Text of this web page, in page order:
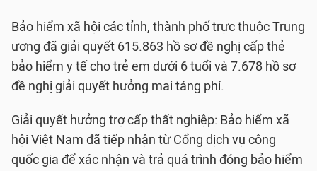
Bảo hiểm xã hội các tỉnh, thành phố trực thuộc Trung
ương đã giải quyết 615.863 hồ sơ đề nghị cấp thẻ
bảo hiểm y tế cho trẻ em dưới 6 tuổi và 7.678 hồ sơ
đề nghị giải quyết hưởng mai táng phí.
Giải quyết hưởng trợ cấp thất nghiệp: Bảo hiểm xã
hội Việt Nam đã tiếp nhận từ Cổng dịch vụ công
quốc gia để xác nhận và trả quá trình đóng bảo hiểm